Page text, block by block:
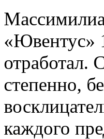
«Ювентус»
отработал.
степенно,
каждого